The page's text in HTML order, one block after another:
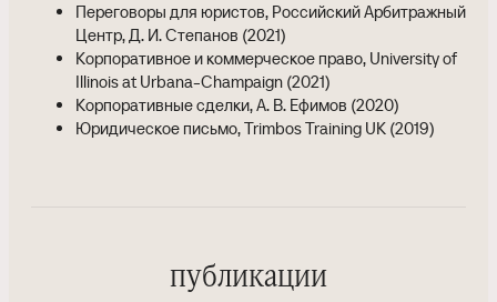
Переговоры для юристов, Российский Арбитражный
Центр, Д. И. Степанов (2021)
Корпоративное и коммерческое право, University of
Illinois at Urbana-Champaign (2021)
Корпоративные сделки, А. В. Ефимов (2020)
Юридическое письмо, Trimbos Training UK (2019)
публикации